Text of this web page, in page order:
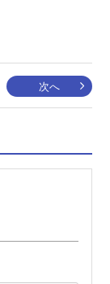
次へ